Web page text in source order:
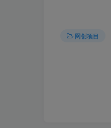
网创项目